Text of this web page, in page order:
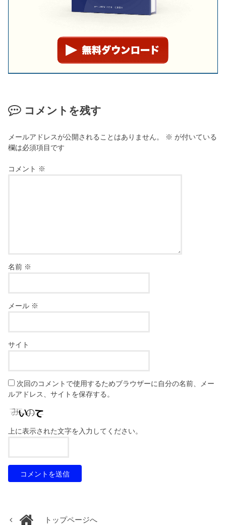
コメントを残す
メールアドレスが公開されることはありません。 ※ が付いている
欄は必須項目です
コメント ※
名前 ※
メール ※
サイト
次回のコメントで使用するためブラウザーに自分の名前、メー
ルアドレス、サイトを保存する。
上に表示された文字を入力してください。
トップページへ